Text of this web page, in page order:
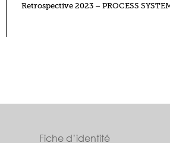
Retrospective 2023 – PROCESS
Fiche d’identité